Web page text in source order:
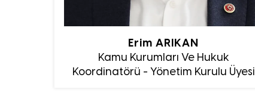
Erim ARIKAN
Kamu Kurumları Ve Hukuk
Koordinatörü - Yönetim Kurulu Üyesi